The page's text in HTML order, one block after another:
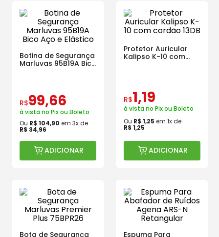
Botina de Segurança
Marluvas 95B19A Bico
R$99,66
à vista no Pix ou Boleto
Ou R$ 104,90 em 3x de
R$ 34,96
ADICIONAR
Protetor Auricular
Kalipso K-10 com
cordão 13DB
R$1,19
à vista no Pix ou Boleto
Ou R$ 1,25 em 1x de
R$ 1,25
ADICIONAR
Bota de Segurança
Espuma Para